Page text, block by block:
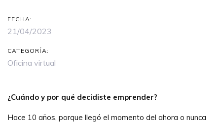
FECHA:
21/04/2023
CATEGORÍA:
Oficina virtual
¿Cuándo y por qué decidiste emprender?
Hace 10 años, porque llegó el momento del ahora o nunca